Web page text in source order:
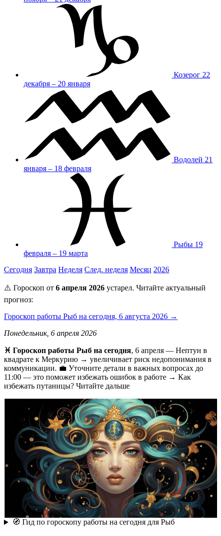
Козерог 22
декабря – 20 января
Водолей 21
января – 18 февраля
Рыбы 19
февраля – 19 марта
Сегодня Завтра Неделя След. неделя Месяц 2026
⚠️ Гороскоп от 6 апреля 2026 устарел. Читайте актуальный
прогноз:
Гороскоп работы Рыб на сегодня, 6 августа 2026 →
Понедельник, 6 апреля 2026
♓ Гороскоп работы Рыб на сегодня, 6 апреля — Нептун в
квадрате к Меркурию → увеличивает риск недопонимания в
коммуникации. 💼 Уточните детали в важных вопросах до
11:00 — это поможет избежать ошибок в работе → Как
избежать путаницы? Читайте дальше
🧭 Гид по гороскопу работы на сегодня для Рыб